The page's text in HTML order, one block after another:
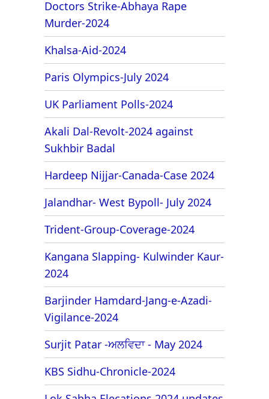
Doctors Strike-Abhaya Rape
Murder-2024
Khalsa-Aid-2024
Paris Olympics-July 2024
UK Parliament Polls-2024
Akali Dal-Revolt-2024 against
Sukhbir Badal
Hardeep Nijjar-Canada-Case 2024
Jalandhar- West Bypoll- July 2024
Trident-Group-Coverage-2024
Kangana Slapping- Kulwinder Kaur-
2024
Barjinder Hamdard-Jang-e-Azadi-
Vigilance-2024
Surjit Patar -ਅਲਵਿਦਾ - May 2024
KBS Sidhu-Chronicle-2024